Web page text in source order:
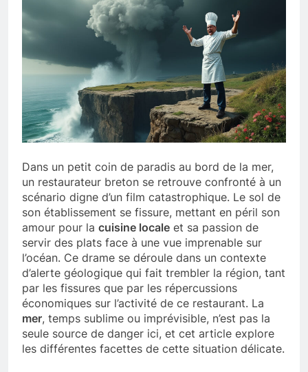
Dans un petit coin de paradis au bord de la mer,
un restaurateur breton se retrouve confronté à un
scénario digne d’un film catastrophique. Le sol de
son établissement se fissure, mettant en péril son
amour pour la cuisine locale et sa passion de
servir des plats face à une vue imprenable sur
l’océan. Ce drame se déroule dans un contexte
d’alerte géologique qui fait trembler la région, tant
par les fissures que par les répercussions
économiques sur l’activité de ce restaurant. La
mer, temps sublime ou imprévisible, n’est pas la
seule source de danger ici, et cet article explore
les différentes facettes de cette situation délicate.